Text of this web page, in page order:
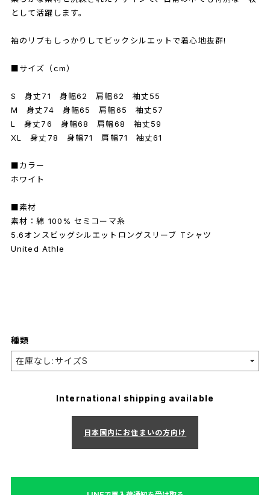
として活躍します。
袖のリブもしっかりしてビックシルエットで着心地抜群!
■サイズ（cm）
S 身丈71 身幅62 肩幅62 袖丈55
M 身丈74 身幅65 肩幅65 袖丈57
L 身丈76 身幅68 肩幅68 袖丈59
XL 身丈78 身幅71 肩幅71 袖丈61
■カラー
ホワイト
■素材
素材：綿 100% セミコーマ糸
5.6オンスビッグシルエットロングスリーブ Tシャツ
United Athle
種類
International shipping available
日本国内にお住まいの方向け